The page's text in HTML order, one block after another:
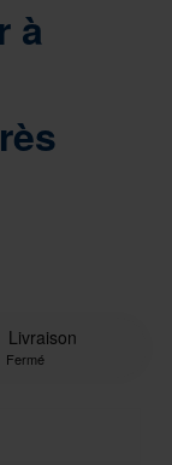
à
Livraison
Fermé